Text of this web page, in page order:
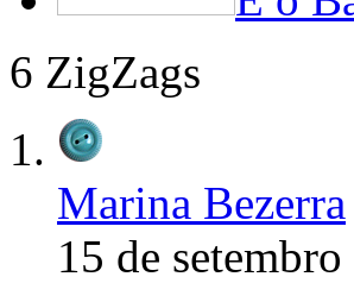
6 ZigZags
Marina Bezerra
15 de